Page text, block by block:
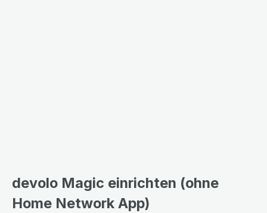
devolo Magic einrichten (ohne
Home Network App)